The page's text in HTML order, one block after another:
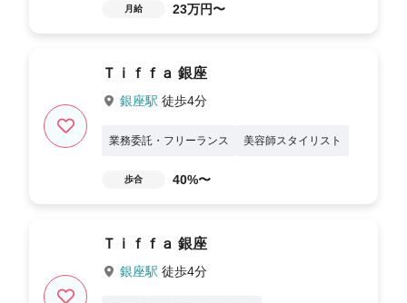
月給 23万円〜
Ｔｉｆｆａ 銀座
銀座駅 徒歩4分
業務委託・フリーランス 美容師スタイリスト
歩合 40%〜
Ｔｉｆｆａ 銀座
銀座駅 徒歩4分